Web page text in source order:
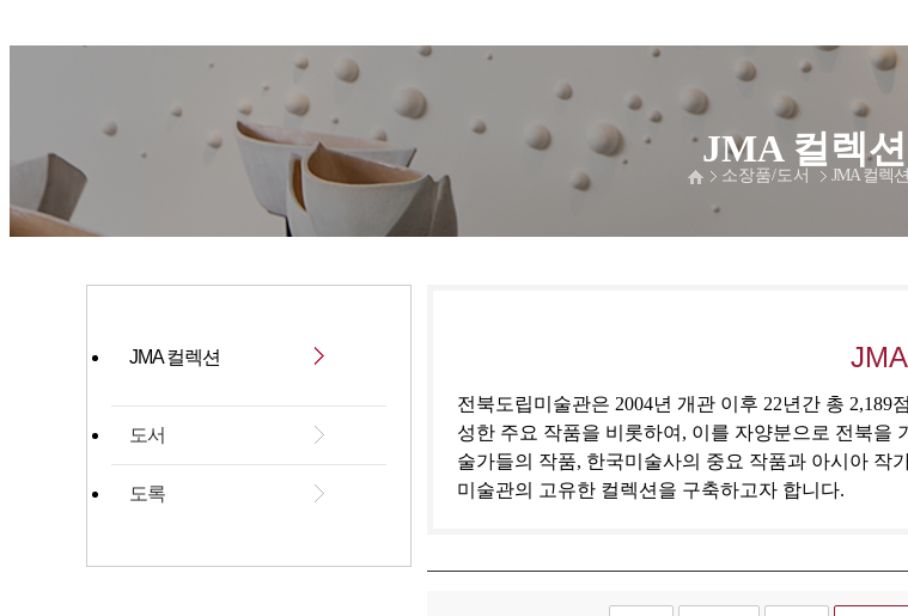
JMA 컬렉션
소장품/도서 JMA 컬렉션
JMA 컬렉션
도서
도록
전북도립미술관은 2004년 개관 이후 22년간 총
성한 주요 작품을 비롯하여, 이를 자양분으로 전북을
술가들의 작품, 한국미술사의 중요 작품과 아시아 작
미술관의 고유한 컬렉션을 구축하고자 합니다.